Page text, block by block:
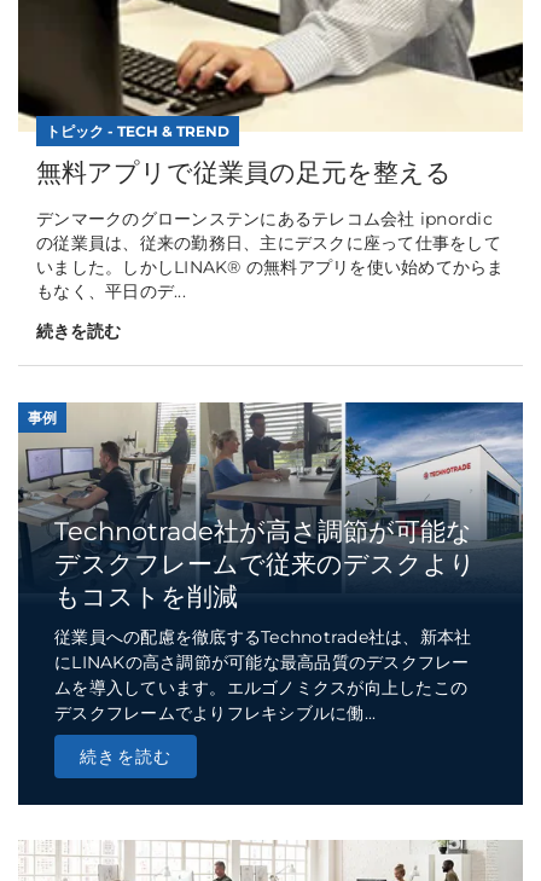
トピック - TECH & TREND
無料アプリで従業員の足元を整える
デンマークのグローンステンにあるテレコム会社 ipnordic
の従業員は、従来の勤務日、主にデスクに座って仕事をして
いました。しかしLINAK® の無料アプリを使い始めてからま
もなく、平日のデ...
続きを読む
事例
Technotrade社が高さ調節が可能な
デスクフレームで従来のデスクより
もコストを削減
従業員への配慮を徹底するTechnotrade社は、新本社
にLINAKの高さ調節が可能な最高品質のデスクフレー
ムを導入しています。エルゴノミクスが向上したこの
デスクフレームでよりフレキシブルに働...
続きを読む